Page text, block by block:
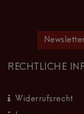
RECHTLICHE
Widerrufsrecht